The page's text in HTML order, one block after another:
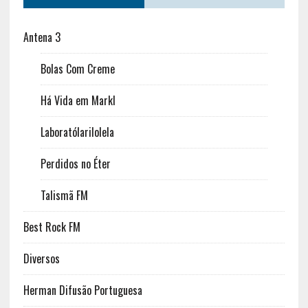
Antena 3
Bolas Com Creme
Há Vida em Markl
Laboratólarilolela
Perdidos no Éter
Talismã FM
Best Rock FM
Diversos
Herman Difusão Portuguesa